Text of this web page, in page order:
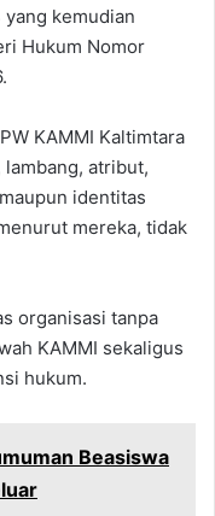
yang kemudian
Hukum Nomor
KAMMI Kaltimtara
atribut,
identitas
mereka, tidak
organisasi tanpa
KAMMI sekaligus
hukum.
Beasiswa